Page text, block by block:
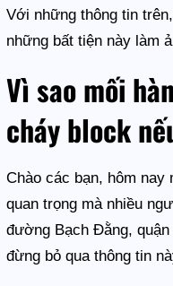
Với những thông tin
những bất tiện này làm
Vì sao mối
cháy block
Chào các bạn, hôm
quan trọng mà nhiều
đường Bạch Đằng,
đừng bỏ qua thông tin